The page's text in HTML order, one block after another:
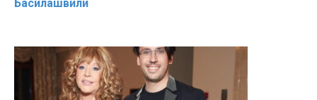
Басилaшвили